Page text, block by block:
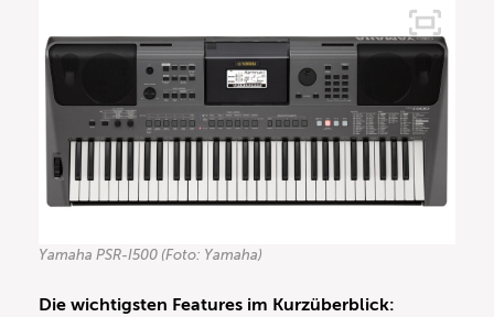
Yamaha PSR-I500 (Foto: Yamaha)
Die wichtigsten Features im Kurzüberblick: